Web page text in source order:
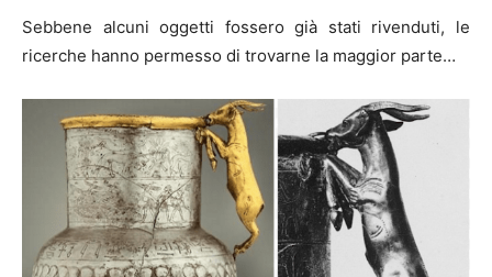
Sebbene alcuni oggetti fossero già stati rivenduti, le
ricerche hanno permesso di trovarne la maggior parte…